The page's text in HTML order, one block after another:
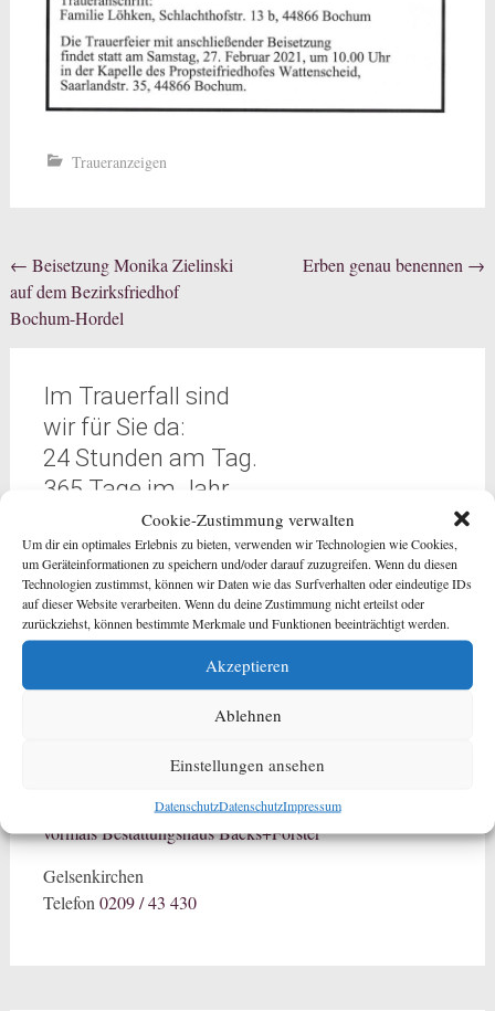
Cookie-Zustimmung verwalten
Um dir ein optimales Erlebnis zu bieten, verwenden wir Technologien wie Cookies,
um Geräteinformationen zu speichern und/oder darauf zuzugreifen. Wenn du diesen
Technologien zustimmst, können wir Daten wie das Surfverhalten oder eindeutige IDs
auf dieser Website verarbeiten. Wenn du deine Zustimmung nicht erteilst oder
zurückziehst, können bestimmte Merkmale und Funktionen beeinträchtigt werden.
Akzeptieren
Ablehnen
Einstellungen ansehen
DatenschutzDatenschutzImpressum
Traueranzeigen
Beitragsnavigation
← Beisetzung Monika Zielinski
auf dem Bezirksfriedhof
Bochum-Hordel
Erben genau benennen →
Im Trauerfall sind
wir für Sie da:
24 Stunden am Tag.
365 Tage im Jahr.
Rottkamp - Schneider GmbH
info@rottkamp-schneider.de
Büro/Ausstellung Wanne-Eickel
0234 / 524 97 97
0234 / 65 589
vormals Bestattungshaus Backs+Förster
Gelsenkirchen
Telefon 0209 / 43 430